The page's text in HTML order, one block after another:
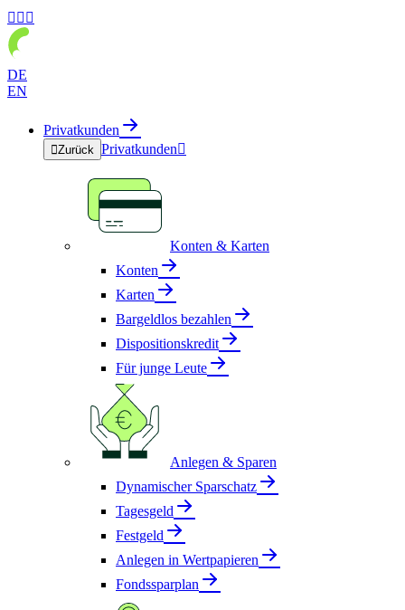
  
DE
EN
Privatkunden
Zurück Privatkunden
Konten & Karten
Konten
Karten
Bargeldlos bezahlen
Dispositionskredit
Für junge Leute
Anlegen & Sparen
Dynamischer Sparschatz
Tagesgeld
Festgeld
Anlegen in Wertpapieren
Fondssparplan